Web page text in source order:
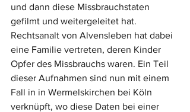
und dann diese Missbrauchstaten
gefilmt und weitergeleitet hat.
Rechtsanalt von Alvensleben hat dabei
eine Familie vertreten, deren Kinder
Opfer des Missbrauchs waren. Ein Teil
dieser Aufnahmen sind nun mit einem
Fall in in Wermelskirchen bei Köln
verknüpft, wo diese Daten bei einer